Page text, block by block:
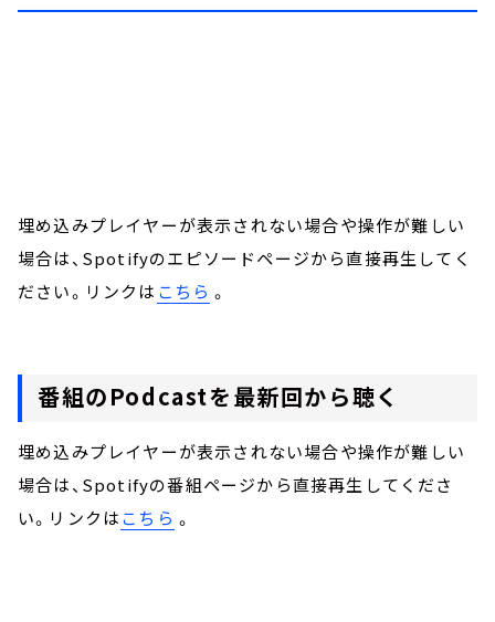
埋め込みプレイヤーが表示されない場合や操作が難しい
場合は、Spotifyのエピソードページから直接再生してく
ださい。リンクは こちら 。
番組のPodcastを最新回から聴く
埋め込みプレイヤーが表示されない場合や操作が難しい
場合は、Spotifyの番組ページから直接再生してくださ
い。リンクはこちら 。